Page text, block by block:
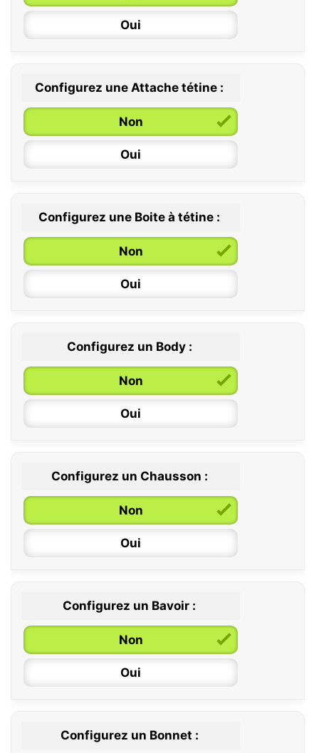
Oui
0 / 6 mois
6 / 36 mois
Configurez une Attache tétine :
Non
Oui
Configurez une Boite à tétine :
Non
Oui
Configurez un Body :
Non
Oui
0 / 6 mois
6 / 12 mois
12 / 18 mois
Configurez un Chausson :
Non
Oui
Configurez un Bavoir :
Non
Oui
Configurez un Bonnet :